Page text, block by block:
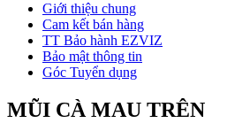
Giới thiệu chung
Cam kết bán hàng
TT Bảo hành EZVIZ
Bảo mật thông tin
Góc Tuyển dụng
MŨI CÀ MAU TRÊN